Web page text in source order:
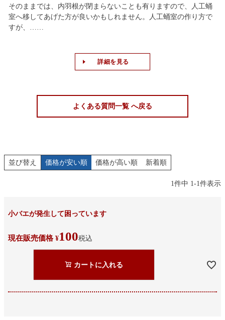
そのままでは、内羽根が閉まらないことも有りますので、人工蛹
室へ移してあげた方が良いかもしれません。人工蛹室の作り方で
すが、……
詳細を見る
よくある質問一覧 へ戻る
並び替え 価格が安い順 価格が高い順 新着順
1件中 1-1件表示
小バエが発生して困っています
現在販売価格 ¥100税込
カートに入れる